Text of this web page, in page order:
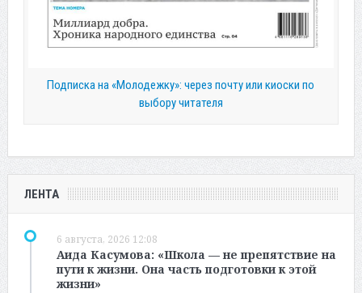
Подписка на «Молодежку»: через почту или киоски по
выбору читателя
ЛЕНТА
6 августа, 2026 12:08
Аида Касумова: «Школа — не препятствие на
пути к жизни. Она часть подготовки к этой
жизни»